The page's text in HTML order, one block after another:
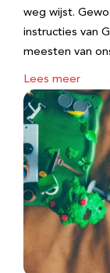
weg wijst.
instructies van
meesten van
Lees meer